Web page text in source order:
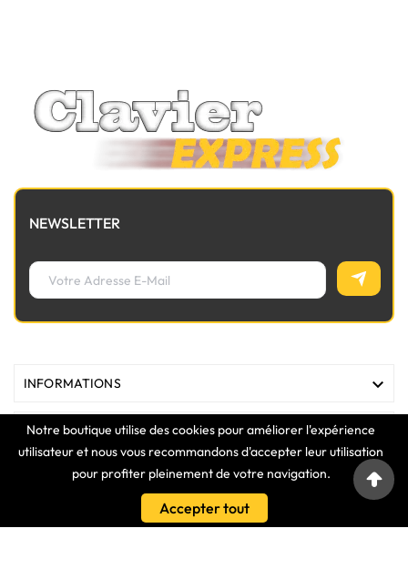
Notre boutique utilise des cookies pour améliorer l'expérience
utilisateur et nous vous recommandons d'accepter leur utilisation
pour profiter pleinement de votre navigation.
Accepter tout
NEWSLETTER
INFORMATIONS 
MAGASIN 

VOTRE COMPTE 